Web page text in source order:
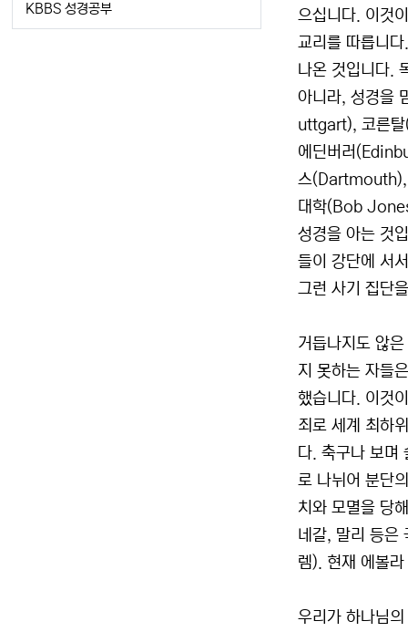
으십니다. 이것
교리를 따릅니
나온 것입니다.
아니라, 성경을
uttgart), 코른
에딘버러
스(Dartmouth),
대학(Bob
성경을 아는 것
들이 강단에 서
그런 사기 집단
거듭나지도 않
지 못하는 자들
했습니다. 이것
죄로 세계 최하
다. 축구나 보며
로 나뉘어 분단
치와 모멸을 당
네갈, 말리 등은
렘). 현재 에볼
우리가 하나님
KBBS 성경공부